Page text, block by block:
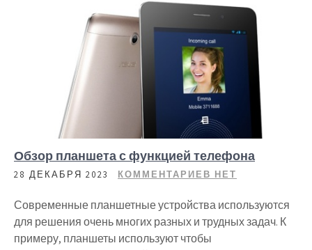
Обзор планшета с функцией телефона
28 ДЕКАБРЯ 2023 КОММЕНТАРИЕВ НЕТ
Современные планшетные устройства используются
для решения очень многих разных и трудных задач. К
примеру, планшеты используют чтобы